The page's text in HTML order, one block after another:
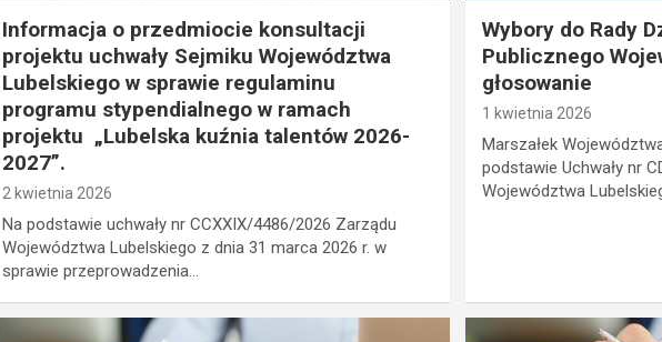
Informacja o przedmiocie konsultacji
projektu uchwały Sejmiku Województwa
Lubelskiego w sprawie regulaminu
programu stypendialnego w ramach
projektu „Lubelska kuźnia talentów 2026-
2027”.
2 kwietnia 2026
Na podstawie uchwały nr CCXXIX/4486/2026 Zarządu
Województwa Lubelskiego z dnia 31 marca 2026 r. w
sprawie przeprowadzenia…
Wybory do Rady
Publicznego
głosowanie
1 kwietnia 2026
Marszałek
podstawie Uchwały nr
Województwa